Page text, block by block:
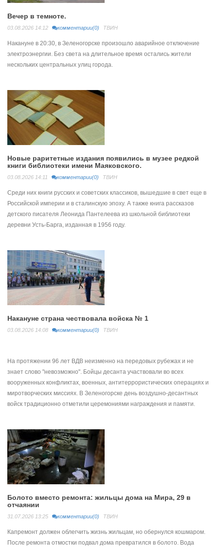
Вечер в темноте.
03.08.2026 14:12 комментарии(0) ТВИН
Накануне в 20:30, в Зеленогорске произошло аварийное отключение
электроэнергии. Без света на длительное время остались жители
нескольких центральных улиц города.
Новые раритетные издания появились в музее редкой
книги библиотеки имени Маяковского.
03.08.2026 14:11 комментарии(0) ТВИН
Среди них книги русских и советских классиков, вышедшие в свет еще в
Российской империи и в сталинскую эпоху. А также книга рассказов
детского писателя Леонида Пантелеева из школьной библиотеки
деревни Усть-Барга, изданная в 1956 году.
Накануне страна чествовала войска № 1
03.08.2026 14:08 комментарии(0) ТВИН
На протяжении 96 лет ВДВ неизменно на передовых рубежах и не
знает слово "невозможно". Бойцы десанта участвовали во всех
вооруженных конфликтах, военных, антитеррористических операциях и
миротворческих миссиях. В Зеленогорске день воздушно-десантных
войск традиционно отметили церемониями награждения и памяти.
Болото вместо ремонта: жильцы дома на Мира, 29 в
отчаянии
31.07.2026 13:25 комментарии(0) ТВИН
Капремонт должен облегчить жизнь жильцам, но обернулся кошмаром.
После ремонта отмостки подвал дома превратился в болото. Вода